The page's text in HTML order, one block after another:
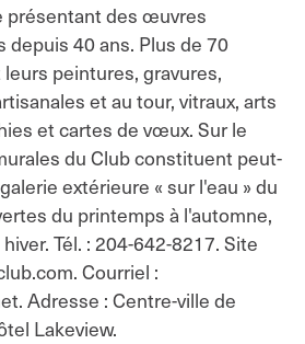
présentant des œuvres
depuis 40 ans. Plus de 70
peintures, gravures,
et au tour, vitraux, arts
et cartes de vœux. Sur le
du Club constituent peut-
extérieure « sur l'eau » du
du printemps à l'automne,
Tél. : 204-642-8217. Site
Courriel :
Adresse : Centre-ville de
Lakeview.